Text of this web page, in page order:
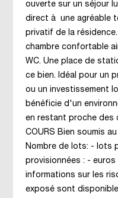
ouverte sur un séjour
direct à une agréable
privatif de la
chambre confortable
WC. Une place de
ce bien. Idéal pour un
ou un investissement
bénéficie d'un
en restant proche des
COURS Bien soumis
Nombre de lots: - lots
provisionnées : - euros
informations sur les
exposé sont